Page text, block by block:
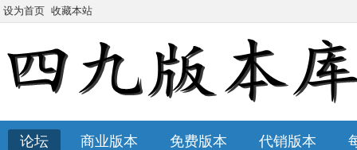
设为首页 收藏本站
论坛 商业版本 免费版本 代销版本